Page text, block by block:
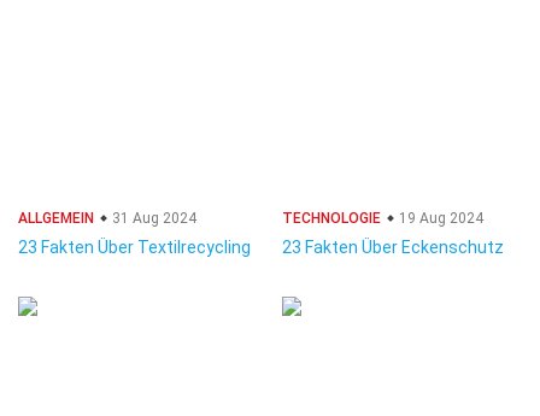
ALLGEMEIN 31 Aug 2024
23 Fakten Über Textilrecycling
TECHNOLOGIE 19 Aug 2024
23 Fakten Über Eckenschutz